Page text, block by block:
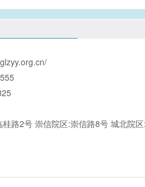
桂路2号 崇信院区:崇信路8号 城北院